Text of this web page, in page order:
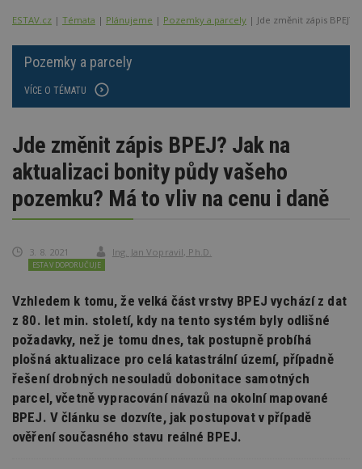
ESTAV.cz Témata Plánujeme Pozemky a parcely Jde změnit zápis
Pozemky a parcely
VÍCE O TÉMATU
Jde změnit zápis BPEJ? Jak na
aktualizaci bonity půdy vašeho
pozemku? Má to vliv na cenu i daně
3. 8. 2021 Ing. Jan Vopravil, Ph.D.
ESTAV DOPORUČUJE
Vzhledem k tomu, že velká část vrstvy BPEJ vychází z dat
z 80. let min. století, kdy na tento systém byly odlišné
požadavky, než je tomu dnes, tak postupně probíhá
plošná aktualizace pro celá katastrální území, případně
řešení drobných nesouladů dobonitace samotných
parcel, včetně vypracování návazů na okolní mapované
BPEJ. V článku se dozvíte, jak postupovat v případě
ověření současného stavu reálné BPEJ.